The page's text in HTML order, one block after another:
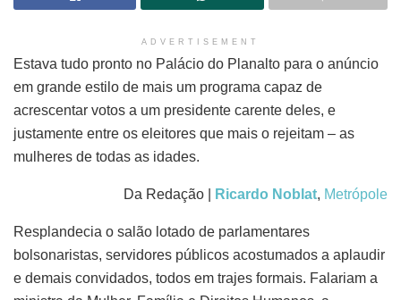
ADVERTISEMENT
Estava tudo pronto no Palácio do Planalto para o anúncio
em grande estilo de mais um programa capaz de
acrescentar votos a um presidente carente deles, e
justamente entre os eleitores que mais o rejeitam – as
mulheres de todas as idades.
Da Redação | Ricardo Noblat, Metrópole
Resplandecia o salão lotado de parlamentares
bolsonaristas, servidores públicos acostumados a aplaudir
e demais convidados, todos em trajes formais. Falariam a